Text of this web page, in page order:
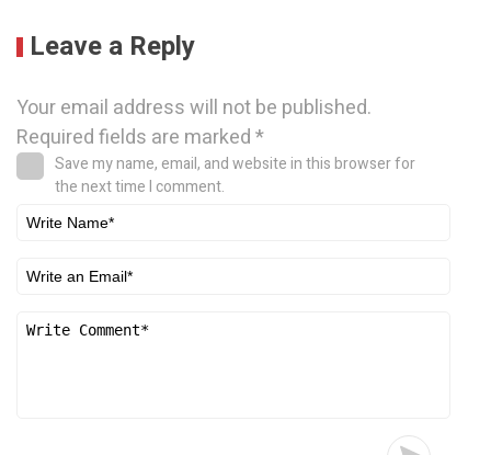
Leave a Reply
Your email address will not be published.
Required fields are marked*
Save my name, email, and website in this browser for
the next time I comment.